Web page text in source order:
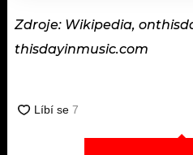
Zdroje: Wikipedia,
thisdayinmusic.com